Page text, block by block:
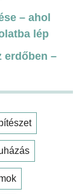
– ahol
lép
erdőben –